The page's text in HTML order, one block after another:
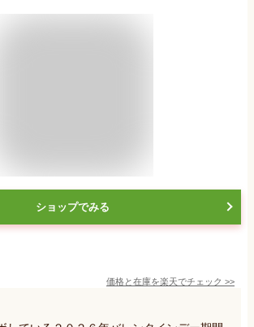
ショップでみる
価格と在庫を楽天でチェック >>